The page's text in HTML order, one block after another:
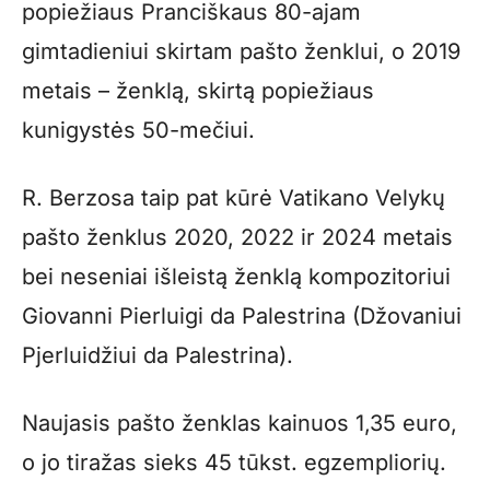
popiežiaus Pranciškaus 80-ajam
gimtadieniui skirtam pašto ženklui, o 2019
metais – ženklą, skirtą popiežiaus
kunigystės 50-mečiui.
R. Berzosa taip pat kūrė Vatikano Velykų
pašto ženklus 2020, 2022 ir 2024 metais
bei neseniai išleistą ženklą kompozitoriui
Giovanni Pierluigi da Palestrina (Džovaniui
Pjerluidžiui da Palestrina).
Naujasis pašto ženklas kainuos 1,35 euro,
o jo tiražas sieks 45 tūkst. egzempliorių.